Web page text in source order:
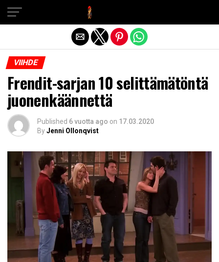
VIIHDE
Frendit-sarjan 10 selittämätöntä
juonenkäännettä
Published 6 vuotta ago on 17.03.2020
ByJenni Ollonqvist
Exit mobile version